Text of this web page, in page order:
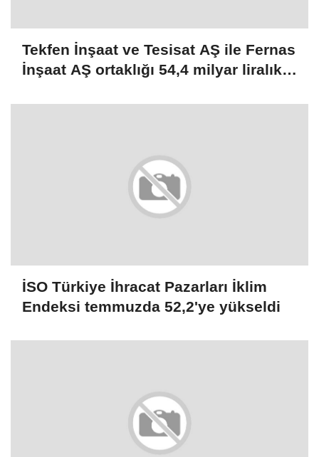
Tekfen İnşaat ve Tesisat AŞ ile Fernas
İnşaat AŞ ortaklığı 54,4 milyar liralık
İSO Türkiye İhracat Pazarları İklim
Endeksi temmuzda 52,2'ye yükseldi